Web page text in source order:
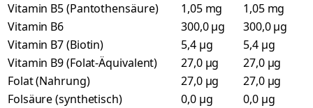
Vitamin B5 (Pantothensäure)
1,05 mg
1,05 mg
Vitamin B6
300,0 µg
300,0 µg
Vitamin B7 (Biotin)
5,4 µg
5,4 µg
Vitamin B9 (Folat-Äquivalent)
27,0 µg
27,0 µg
Folat (Nahrung)
27,0 µg
27,0 µg
Folsäure (synthetisch)
0,0 µg
0,0 µg